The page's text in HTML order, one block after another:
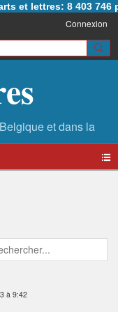
et lettres: 8 403 746
Connexion
à 9:42